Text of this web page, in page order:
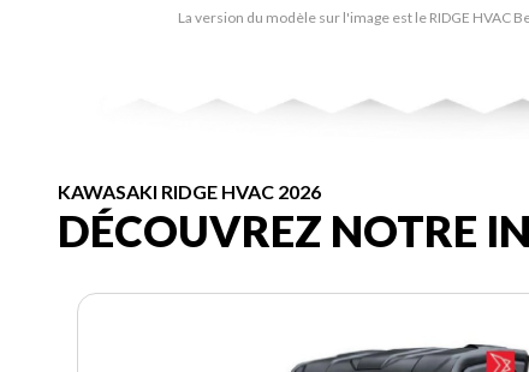
La version du modèle sur l'image est le RIDGE HVAC
KAWASAKI RIDGE HVAC 2026
DÉCOUVREZ NOTRE